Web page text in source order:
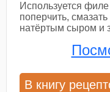
Используется
поперчить,
натёртым сыром и
В книгу